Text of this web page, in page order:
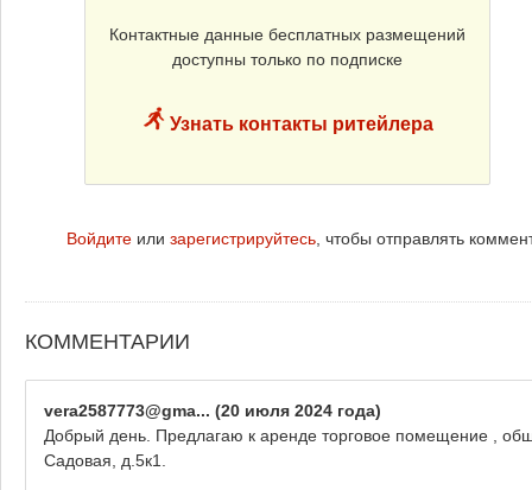
Контактные данные бесплатных размещений
доступны только по подписке
Узнать контакты ритейлера
Войдите или зарегистрируйтесь, чтобы отправлять
КОММЕНТАРИИ
vera2587773@gma... (20 июля 2024 года)
Добрый день. Предлагаю к аренде торговое помещение ,
Садовая, д.5к1.